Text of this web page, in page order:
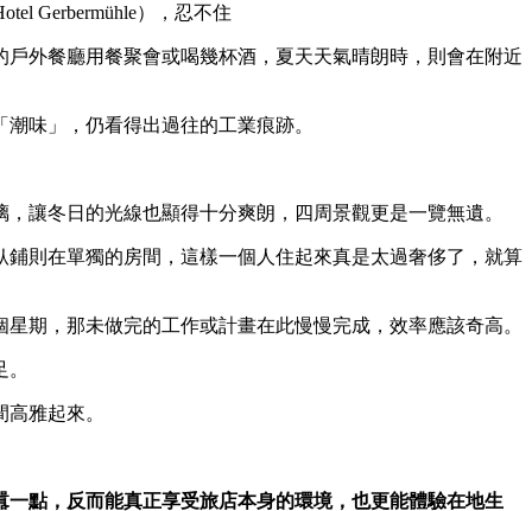
Gerbermühle），忍不住
外餐廳用餐聚會或喝幾杯酒，夏天天氣晴朗時，則會在附近
味」，仍看得出過往的工業痕跡。
讓冬日的光線也顯得十分爽朗，四周景觀更是一覽無遺。
則在單獨的房間，這樣一個人住起來真是太過奢侈了，就算
期，那未做完的工作或計畫在此慢慢完成，效率應該奇高。
雅起來。
一點，反而能真正享受旅店本身的環境，也更能體驗在地生